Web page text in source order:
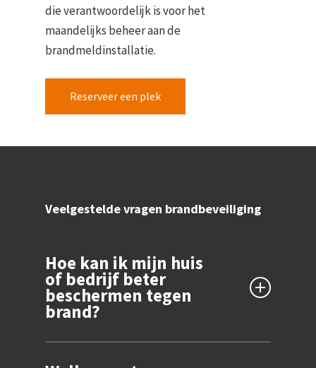
die verantwoordelijk is voor het
maandelijks beheer aan de
brandmeldinstallatie.
Reserveer een plek
Veelgestelde vragen brandbeveiliging
Hoe kan ik mijn huis
of bedrijf beter
beschermen tegen
brand?